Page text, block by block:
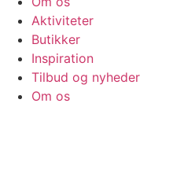
Aktiviteter
Butikker
Inspiration
Tilbud og nyheder
Om os